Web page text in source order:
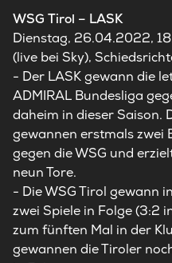
WSG Tirol – LASK
Dienstag, 26.04.2022,
(live bei Sky),
- Der LASK gewann die
ADMIRAL Bundesliga
daheim in dieser Saison.
gewannen erstmals zwei
gegen die WSG und
neun Tore.
- Die WSG Tirol gewann
zwei Spiele in Folge (3:2
zum fünften Mal in der
gewannen die Tiroler